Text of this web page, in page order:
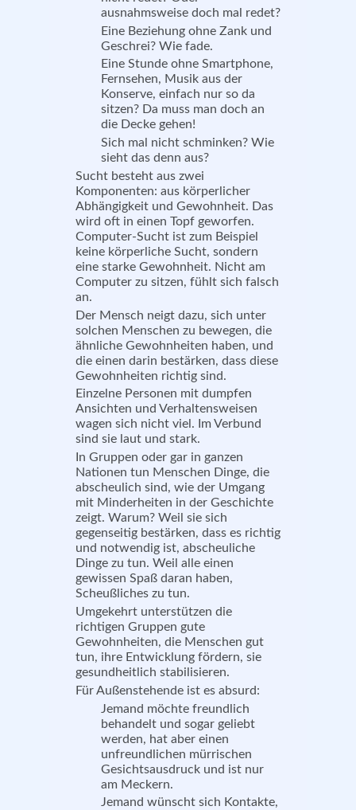
ausnahmsweise doch mal redet?
Eine Beziehung ohne Zank und
Geschrei? Wie fade.
Eine Stunde ohne Smartphone,
Fernsehen, Musik aus der
Konserve, einfach nur so da
sitzen? Da muss man doch an
die Decke gehen!
Sich mal nicht schminken? Wie
sieht das denn aus?
Sucht besteht aus zwei
Komponenten: aus körperlicher
Abhängigkeit und Gewohnheit. Das
wird oft in einen Topf geworfen.
Computer-Sucht ist zum Beispiel
keine körperliche Sucht, sondern
eine starke Gewohnheit. Nicht am
Computer zu sitzen, fühlt sich falsch
an.
Der Mensch neigt dazu, sich unter
solchen Menschen zu bewegen, die
ähnliche Gewohnheiten haben, und
die einen darin bestärken, dass diese
Gewohnheiten richtig sind.
Einzelne Personen mit dumpfen
Ansichten und Verhaltensweisen
wagen sich nicht viel. Im Verbund
sind sie laut und stark.
In Gruppen oder gar in ganzen
Nationen tun Menschen Dinge, die
abscheulich sind, wie der Umgang
mit Minderheiten in der Geschichte
zeigt. Warum? Weil sie sich
gegenseitig bestärken, dass es richtig
und notwendig ist, abscheuliche
Dinge zu tun. Weil alle einen
gewissen Spaß daran haben,
Scheußliches zu tun.
Umgekehrt unterstützen die
richtigen Gruppen gute
Gewohnheiten, die Menschen gut
tun, ihre Entwicklung fördern, sie
gesundheitlich stabilisieren.
Für Außenstehende ist es absurd:
Jemand möchte freundlich
behandelt und sogar geliebt
werden, hat aber einen
unfreundlichen mürrischen
Gesichtsausdruck und ist nur
am Meckern.
Jemand wünscht sich Kontakte,